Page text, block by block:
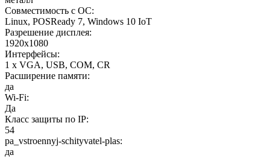
Совместимость с ОС:
Linux, POSReady 7, Windows 10 IoT
Разрешение дисплея:
1920x1080
Интерфейсы:
1 x VGA, USB, COM, CR
Расширение памяти:
да
Wi-Fi:
Да
Класс защиты по IP:
54
pa_vstroennyj-schityvatel-plas:
да